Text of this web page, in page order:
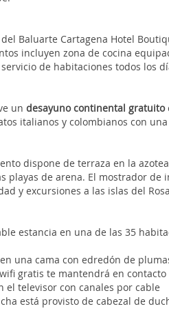
Baluarte Cartagena Hotel
incluyen zona de cocina
de habitaciones todos los
undesayuno continental gratuito
italianos y colombianos con
dispone de terraza en la
playas de arena. El mostrador de
y excursiones a las islas del
estancia en una de las 35
una cama con edredón de
gratis te mantendrá en
el televisor con canales por cable
está provisto de cabezal de